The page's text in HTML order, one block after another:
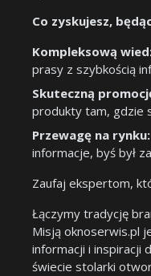
Co zyskujesz,
Kompleksową
prasy z szybkością
Skuteczną
produkty tam, gdzie
Przewagę na rynku:
informacje, byś był
Zaufaj ekspertom,
Łączymy tradycję
Misją oknoserwis.pl
informacji i inspiracji
świecie stolarki